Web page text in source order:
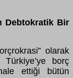
Debtokratik Bir
olarak
Türkiye’ye borç
ettiği bütün